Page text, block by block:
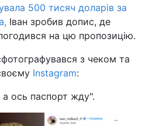
Світ
Наука
Лайт
Туризм
500 тисяч доларів за
Іван зробив допис, де
на цю пропозицію.
з чеком та
Instagram:
ось паспорт жду".